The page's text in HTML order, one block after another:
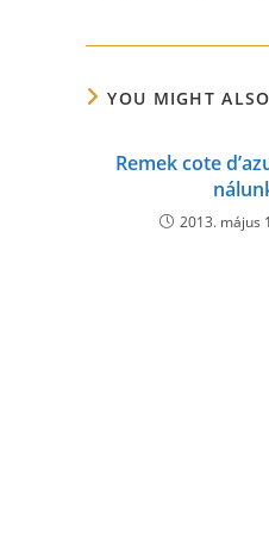
YOU MIGHT
Remek cote
2013. május